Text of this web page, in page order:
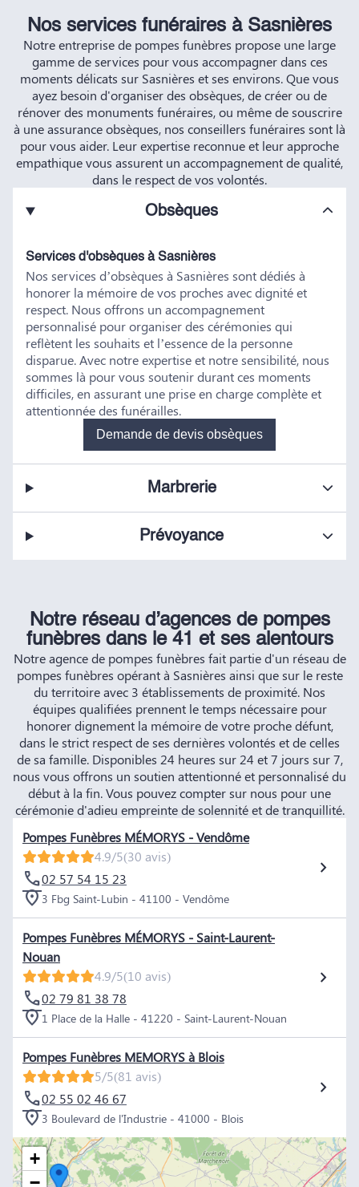
Nos services funéraires à Sasnières
Notre entreprise de pompes funèbres propose une large
gamme de services pour vous accompagner dans ces
moments délicats sur Sasnières et ses environs. Que vous
ayez besoin d'organiser des obsèques, de créer ou de
rénover des monuments funéraires, ou même de souscrire
à une assurance obsèques, nos conseillers funéraires sont là
pour vous aider. Leur expertise reconnue et leur approche
empathique vous assurent un accompagnement de qualité,
dans le respect de vos volontés.
Obsèques
Services d'obsèques à Sasnières
Nos services d’obsèques à Sasnières sont dédiés à
honorer la mémoire de vos proches avec dignité et
respect. Nous offrons un accompagnement
personnalisé pour organiser des cérémonies qui
reflètent les souhaits et l’essence de la personne
disparue. Avec notre expertise et notre sensibilité, nous
sommes là pour vous soutenir durant ces moments
difficiles, en assurant une prise en charge complète et
attentionnée des funérailles.
Demande de devis obsèques
Marbrerie
Prévoyance
Notre réseau d’agences de pompes
funèbres dans le 41 et ses alentours
Notre agence de pompes funèbres fait partie d'un réseau de
pompes funèbres opérant à Sasnières ainsi que sur le reste
du territoire avec 3 établissements de proximité. Nos
équipes qualifiées prennent le temps nécessaire pour
honorer dignement la mémoire de votre proche défunt,
dans le strict respect de ses dernières volontés et de celles
de sa famille. Disponibles 24 heures sur 24 et 7 jours sur 7,
nous vous offrons un soutien attentionné et personnalisé du
début à la fin. Vous pouvez compter sur nous pour une
cérémonie d'adieu empreinte de solennité et de tranquillité.
Pompes Funèbres MÉMORYS - Vendôme
4.9/5(30 avis)
02 57 54 15 23
3 Fbg Saint-Lubin - 41100 - Vendôme
Pompes Funèbres MÉMORYS - Saint-Laurent-
Nouan
4.9/5(10 avis)
02 79 81 38 78
1 Place de la Halle - 41220 - Saint-Laurent-Nouan
Pompes Funèbres MEMORYS à Blois
5/5(81 avis)
02 55 02 46 67
3 Boulevard de l'Industrie - 41000 - Blois
+
−